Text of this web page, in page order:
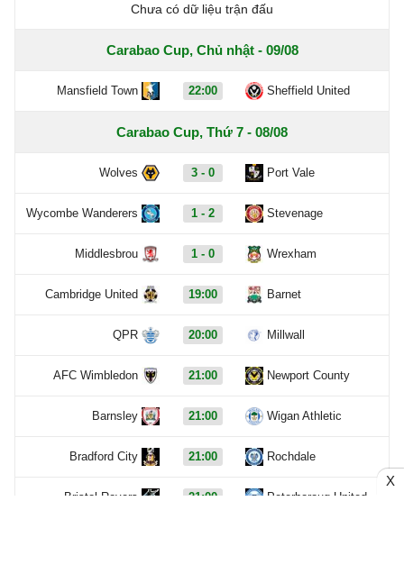
Chưa có dữ liệu trận đấu
Carabao Cup, Chủ nhật - 09/08
Mansfield Town 22:00 Sheffield United
Carabao Cup, Thứ 7 - 08/08
Wolves 3 - 0 Port Vale
Wycombe Wanderers 1 - 2 Stevenage
Middlesbrou 1 - 0 Wrexham
Cambridge United 19:00 Barnet
QPR 20:00 Millwall
AFC Wimbledon 21:00 Newport County
Barnsley 21:00 Wigan Athletic
Bradford City 21:00 Rochdale
Bristol Rovers 21:00 Peterboroug United
X